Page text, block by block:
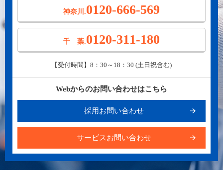
神奈川.0120-666-569
千 葉.0120-311-180
【受付時間】8：30～18：30 (土日祝含む)
Webからのお問い合わせはこちら
採用お問い合わせ
サービスお問い合わせ